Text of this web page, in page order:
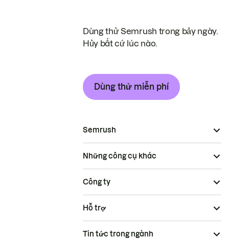
Dùng thử Semrush trong bảy ngày.
Hủy bất cứ lúc nào.
Dùng thử miễn phí
Semrush
Những công cụ khác
Công ty
Hỗ trợ
Tin tức trong ngành